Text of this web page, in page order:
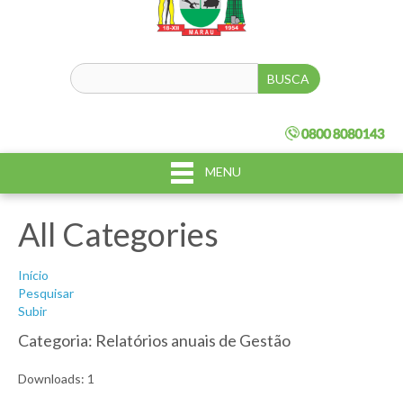
MENU
All Categories
Início
Pesquisar
Subir
Categoria: Relatórios anuais de Gestão
Downloads: 1